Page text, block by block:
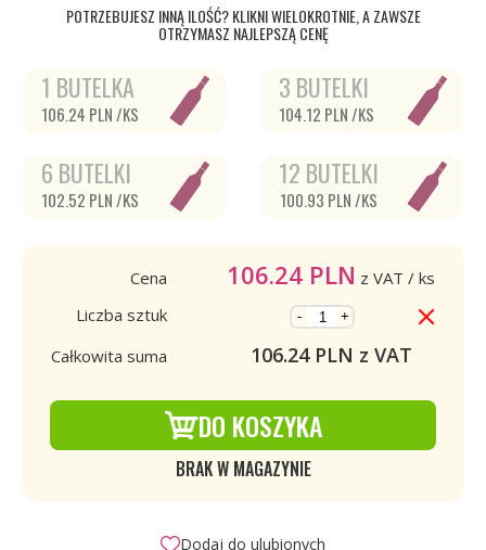
POTRZEBUJESZ INNĄ ILOŚĆ? KLIKNI WIELOKROTNIE, A ZAWSZE
OTRZYMASZ NAJLEPSZĄ CENĘ
1 BUTELKA
106.24 PLN /KS
3 BUTELKI
104.12 PLN /KS
6 BUTELKI
102.52 PLN /KS
12 BUTELKI
100.93 PLN /KS
Cena 106.24 PLN z VAT / ks
Liczba sztuk
- +
Całkowita suma 106.24PLN z VAT
DO KOSZYKA
BRAK W MAGAZYNIE
Dodaj do ulubionych